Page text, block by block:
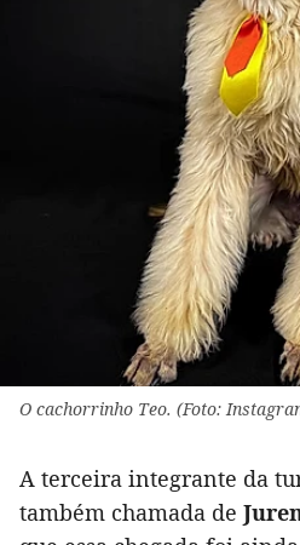
O cachorrinho Teo. (Foto:
A terceira integrante da
também chamada de